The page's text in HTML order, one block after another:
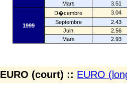
Mars
3.51
1999
D�cembre
3.04
Septembre
2.43
Juin
2.56
Mars
2.93
EURO (court) :: EURO